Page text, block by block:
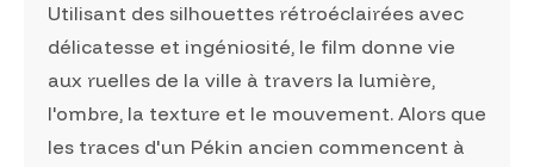
Utilisant des silhouettes rétroéclairées avec
délicatesse et ingéniosité, le film donne vie
aux ruelles de la ville à travers la lumière,
l'ombre, la texture et le mouvement. Alors que
les traces d'un Pékin ancien commencent à